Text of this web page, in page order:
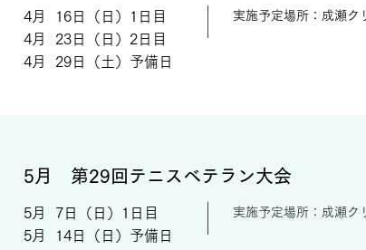
4月 16日（日）1日目
4月 23日（日）2日目
​4月 29日（土）予備日
実施予定場所：成瀬ク
5月 第29回テニスベテラン大会
5月 7日（日）1日目
5月 14日（日）予備日​
実施予定場所：成瀬ク